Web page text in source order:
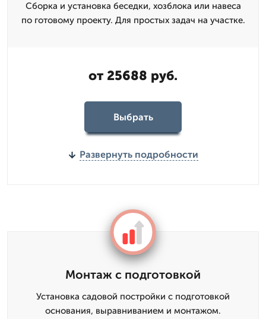
Сборка и установка беседки, хозблока или навеса
по готовому проекту. Для простых задач на участке.
от 25688 руб.
Выбрать
Развернуть подробности
Монтаж с подготовкой
Установка садовой постройки с подготовкой
основания, выравниванием и монтажом.